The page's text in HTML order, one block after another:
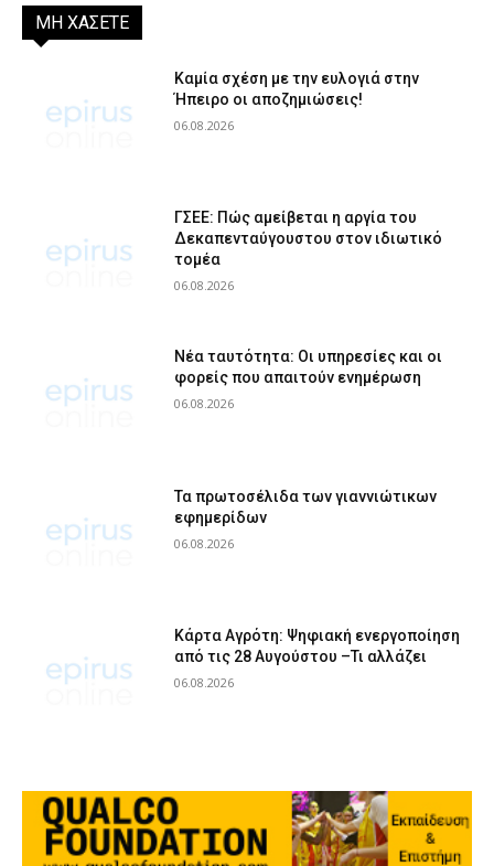
ΜΗ ΧΑΣΕΤΕ
Καμία σχέση με την ευλογιά στην
Ήπειρο οι αποζημιώσεις!
06.08.2026
ΓΣΕΕ: Πώς αμείβεται η αργία του
Δεκαπενταύγουστου στον ιδιωτικό
τομέα
06.08.2026
Νέα ταυτότητα: Οι υπηρεσίες και οι
φορείς που απαιτούν ενημέρωση
06.08.2026
Τα πρωτοσέλιδα των γιαννιώτικων
εφημερίδων
06.08.2026
Κάρτα Αγρότη: Ψηφιακή ενεργοποίηση
από τις 28 Αυγούστου –Τι αλλάζει
06.08.2026